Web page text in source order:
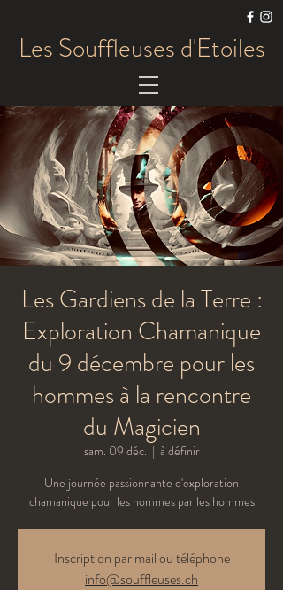
Les Souffleuses d'Etoiles
Les Gardiens de la Terre :
Exploration Chamanique
du 9 décembre pour les
hommes à la rencontre
du Magicien
sam. 09 déc.
  |
à définir
Une journée passionnante d'exploration
chamanique pour les hommes par les hommes
Inscription par mail ou téléphone
info@souffleuses.ch